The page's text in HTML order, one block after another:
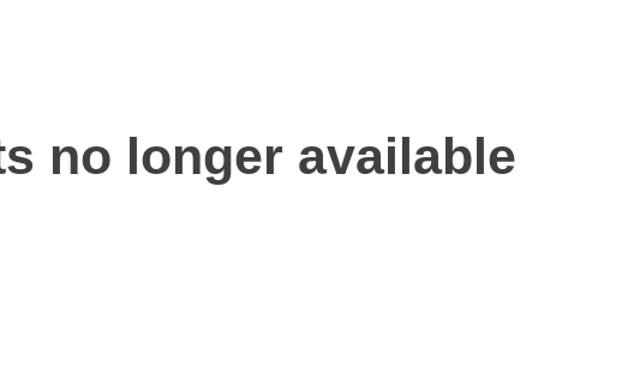
no longer available